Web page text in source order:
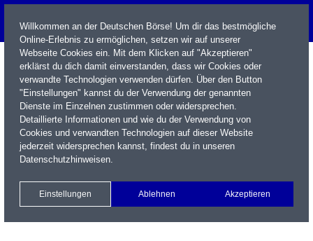
Name / WKN / ISIN / Kürzel
Xetra Realtime
Watchlist Portfolio Login
Willkommen an der Deutschen Börse! Um dir das bestmögliche
Online-Erlebnis zu ermöglichen, setzen wir auf unserer
Webseite Cookies ein. Mit dem Klicken auf "Akzeptieren"
erklärst du dich damit einverstanden, dass wir Cookies oder
verwandte Technologien verwenden dürfen. Über den Button
"Einstellungen" kannst du der Verwendung der genannten
Dienste im Einzelnen zustimmen oder widersprechen.
Detaillierte Informationen und wie du der Verwendung von
Cookies und verwandten Technologien auf dieser Website
jederzeit widersprechen kannst, findest du in unseren
Datenschutzhinweisen.
Einstellungen Ablehnen Akzeptieren